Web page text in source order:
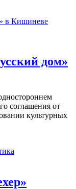
дом»
соглашения от
культурных